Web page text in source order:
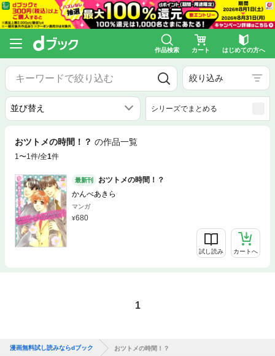
作品検索 カート はじめての方へ
絞り込み
シリーズでまとめる
おツトメの時間！？ の作品一覧
1〜1件/全1件
最新刊
おツトメの時間！？
かんべあきら
マンガ
680
試し読み カートへ
1
漫画無料試し読みならdブック おツトメの時間！？